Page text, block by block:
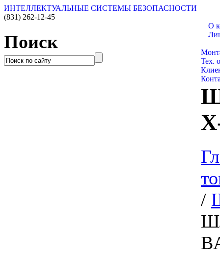
ИНТЕЛЛЕКТУАЛЬНЫЕ СИСТЕМЫ БЕЗОПАСНОСТИ
(831) 262-12-45
Поиск
О
Тех.
/